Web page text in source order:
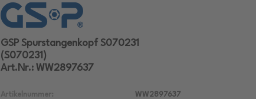
GSP Spurstangenkopf S070231
(S070231)
Art.Nr.: WW2897637
Artikelnummer:
WW2897637